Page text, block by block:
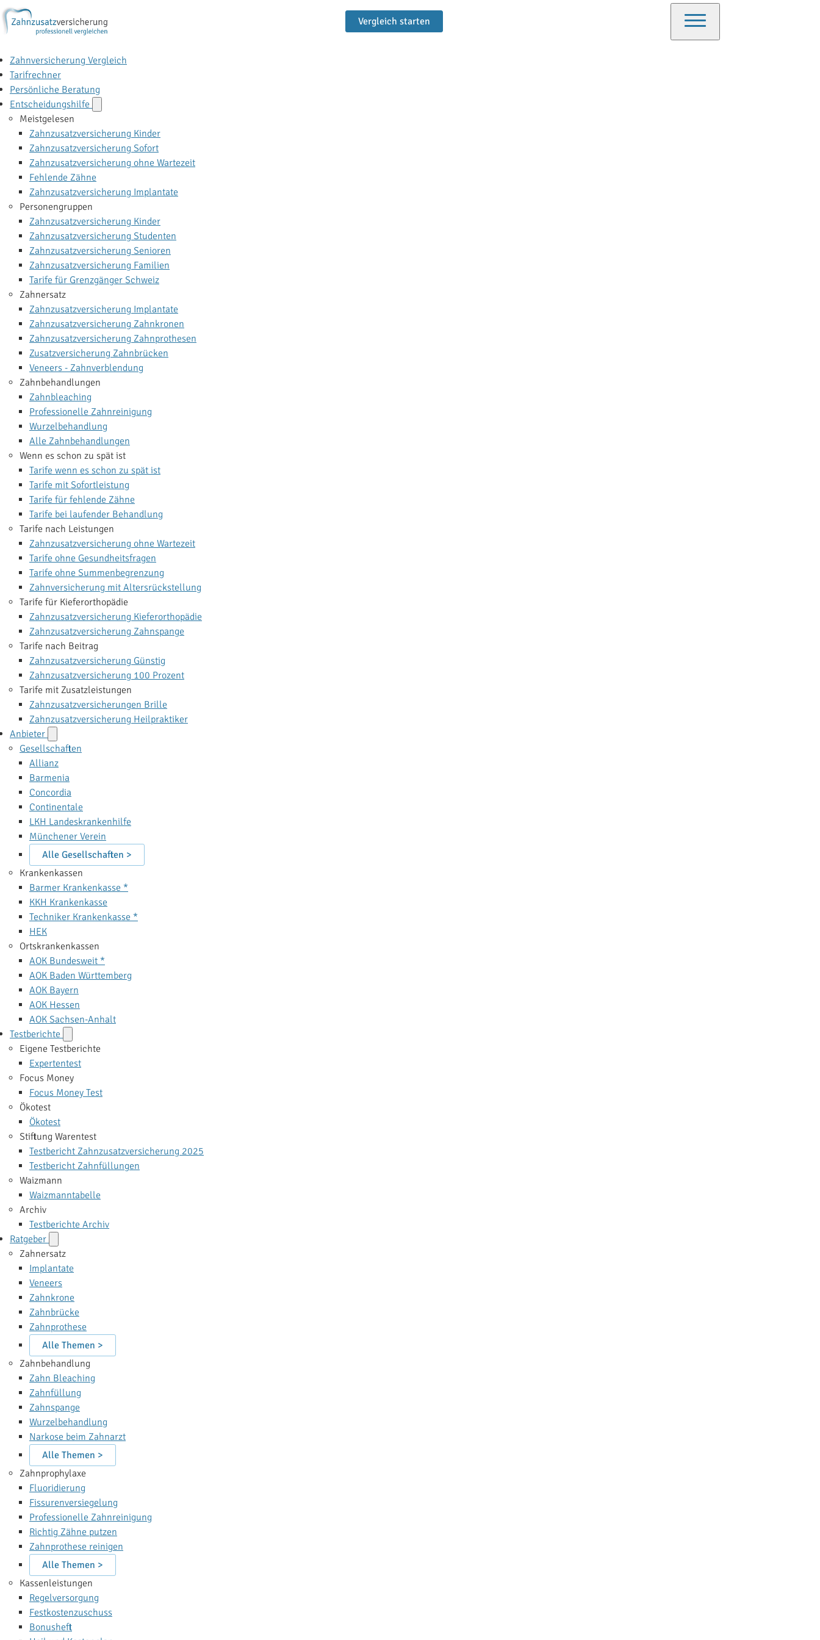
Vergleich starten
Zahnversicherung Vergleich
Tarifrechner
Persönliche Beratung
Entscheidungshilfe
Meistgelesen
Zahnzusatzversicherung Kinder
Zahnzusatzversicherung Sofort
Zahnzusatzversicherung ohne Wartezeit
Fehlende Zähne
Zahnzusatzversicherung Implantate
Personengruppen
Zahnzusatzversicherung Kinder
Zahnzusatzversicherung Studenten
Zahnzusatzversicherung Senioren
Zahnzusatzversicherung Familien
Tarife für Grenzgänger Schweiz
Zahnersatz
Zahnzusatzversicherung Implantate
Zahnzusatzversicherung Zahnkronen
Zahnzusatzversicherung Zahnprothesen
Zusatzversicherung Zahnbrücken
Veneers - Zahnverblendung
Zahnbehandlungen
Zahnbleaching
Professionelle Zahnreinigung
Wurzelbehandlung
Alle Zahnbehandlungen
Wenn es schon zu spät ist
Tarife wenn es schon zu spät ist
Tarife mit Sofortleistung
Tarife für fehlende Zähne
Tarife bei laufender Behandlung
Tarife nach Leistungen
Zahnzusatzversicherung ohne Wartezeit
Tarife ohne Gesundheitsfragen
Tarife ohne Summenbegrenzung
Zahnversicherung mit Altersrückstellung
Tarife für Kieferorthopädie
Zahnzusatzversicherung Kieferorthopädie
Zahnzusatzversicherung Zahnspange
Tarife nach Beitrag
Zahnzusatzversicherung Günstig
Zahnzusatzversicherung 100 Prozent
Tarife mit Zusatzleistungen
Zahnzusatzversicherungen Brille
Zahnzusatzversicherung Heilpraktiker
Anbieter
Gesellschaften
Allianz
Barmenia
Concordia
Continentale
LKH Landeskrankenhilfe
Münchener Verein
Alle Gesellschaften >
Krankenkassen
Barmer Krankenkasse *
KKH Krankenkasse
Techniker Krankenkasse *
HEK
Ortskrankenkassen
AOK Bundesweit *
AOK Baden Württemberg
AOK Bayern
AOK Hessen
AOK Sachsen-Anhalt
Testberichte
Eigene Testberichte
Expertentest
Focus Money
Focus Money Test
Ökotest
Ökotest
Stiftung Warentest
Testbericht Zahnzusatzversicherung 2025
Testbericht Zahnfüllungen
Waizmann
Waizmanntabelle
Archiv
Testberichte Archiv
Ratgeber
Zahnersatz
Implantate
Veneers
Zahnkrone
Zahnbrücke
Zahnprothese
Alle Themen >
Zahnbehandlung
Zahn Bleaching
Zahnfüllung
Zahnspange
Wurzelbehandlung
Narkose beim Zahnarzt
Alle Themen >
Zahnprophylaxe
Fluoridierung
Fissurenversiegelung
Professionelle Zahnreinigung
Richtig Zähne putzen
Zahnprothese reinigen
Alle Themen >
Kassenleistungen
Regelversorgung
Festkostenzuschuss
Bonusheft